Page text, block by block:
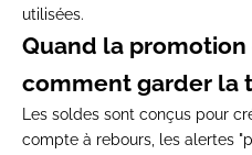
utilisées.
Quand la
comment garder la
Les soldes sont conçus pour
compte à rebours, les alertes